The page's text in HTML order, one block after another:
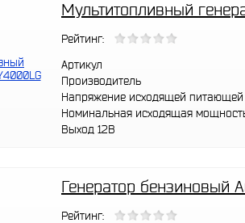
Мультитопливный
Рейтинг:
Артикул
Производитель
Напряжение исходящей питающей
Номинальная исходящая
Выход 12В
Генератор бензиновый
Рейтинг: